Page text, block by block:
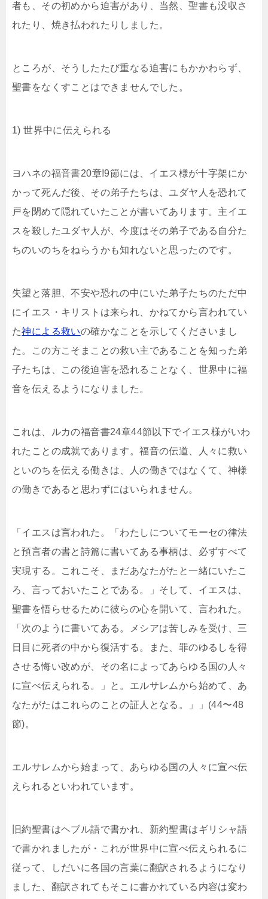
者も、その初めから迫害があり、当然、聖書も没収さ
れたり、焼き払われたりしました。
ところが、そうしたたび重なる迫害にもかかわらず、
聖書をなくすことはできませんでした。
1) 世界中に伝えられる
ヨハネの福音書20章!9節には、イエス様が十字架にか
かって死んだ後、その弟子たちは、ユダヤ人を恐れて
戸を閉めて隠れていたことが書いてあります。主イエ
スを殺したユダヤ人が、今度はその弟子である自分た
ちのいのちをねらうかも知れないと思ったのです。
失望と落胆、不安や恐れの中にいた弟子たちのただ中
にイエス・キリストは来られ、かねてから言われてい
た神による救いの確かなことを示してくださいまし
た。この方こそまことの救い主であることを知った弟
子たちは、この後迫害を恐れることなく、世界中に福
音を伝えるようになりました。
これは、ルカの福音書24章44節以下でイエス様がいわ
れたことの成就であります。福音の伝道、人々に救い
といのちを伝える働きは、人の働きではなくて、神様
の働きであると思わずにはいられません。
「イエスは言われた。「わたしについてモーセの律法
と預言者の書と詩篇に書いてある事柄は、必ずすべて
実現する。これこそ、まだあなたがたと一緒にいたこ
ろ、言っておいたことである。」そして、イエスは、
聖書を悟らせるために彼らの心を開いて、言われた。
「次のように書いてある。メシアは苦しみを受け、三
日目に死者の中から復活する。また、罪のゆるしを得
させる悔い改めが、その名によってあらゆる国の人々
に宣べ伝えられる。」と。エルサレムから始めて、あ
なたがたはこれらのことの証人となる。」」(44〜48
節)。
エルサレムから始まって、あらゆる国の人々に宣べ伝
えられるといわれています。
旧約聖書はヘブル語で書かれ、新約聖書はギリシャ語
で書かれましたが・これが世界中に宣べ伝えられるに
従って、しだいに各国の言葉に翻訳されるようになり
ました、翻訳されてもそこに書かれている内容は変わ